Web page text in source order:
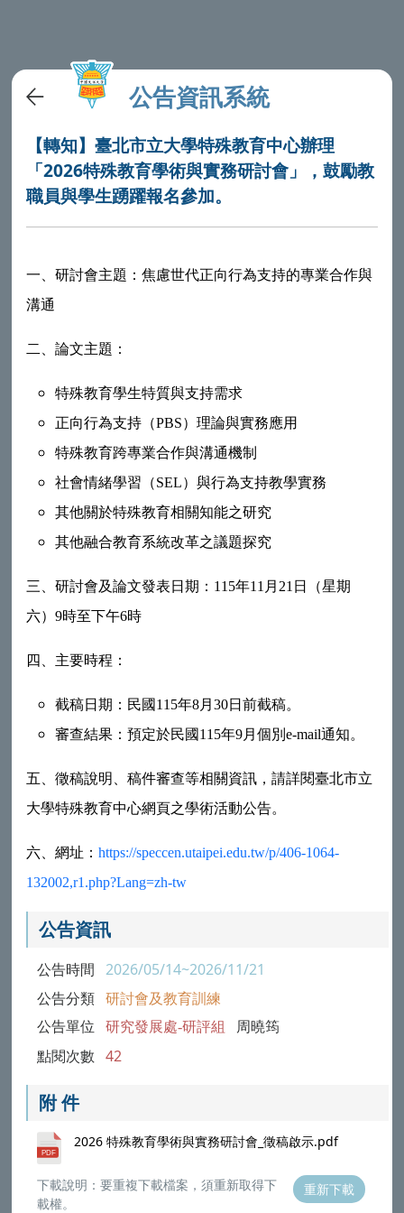
公告資訊系統
【轉知】臺北市立大學特殊教育中心辦理
「2026特殊教育學術與實務研討會」，鼓勵教
職員與學生踴躍報名參加。
一、研討會主題：焦慮世代正向行為支持的專業合作與
溝通
二、論文主題：
特殊教育學生特質與支持需求
正向行為支持（PBS）理論與實務應用
特殊教育跨專業合作與溝通機制
社會情緒學習（SEL）與行為支持教學實務
其他關於特殊教育相關知能之研究
其他融合教育系統改革之議題探究
三、研討會及論文發表日期：115年11月21日（星期
六）9時至下午6時
四、 主要時程：
截稿日期：民國115年8月30日前截稿。
審查結果：預定於民國115年9月個別e-mail通知。
五、徵稿說明、稿件審查等相關資訊，請詳閱臺北市立
大學特殊教育中心網頁之學術活動公告。
六、網址：https://speccen.utaipei.edu.tw/p/406-1064-
132002,r1.php?Lang=zh-tw
公告資訊
公告時間 2026/05/14~2026/11/21
公告分類 研討會及教育訓練
公告單位 研究發展處-研評組 周曉筠
點閱次數 42
附 件
2026 特殊教育學術與實務研討會_徵稿啟示.pdf
下載說明：要重複下載檔案，須重新取得下
載權。
重新下載